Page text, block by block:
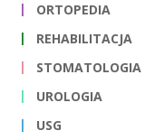
ORTOPEDIA
REHABILITACJA
STOMATOLOGIA
UROLOGIA
USG